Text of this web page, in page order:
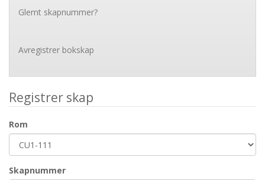
Glemt skapnummer?
Avregistrer bokskap
Registrer skap
Rom
Skapnummer